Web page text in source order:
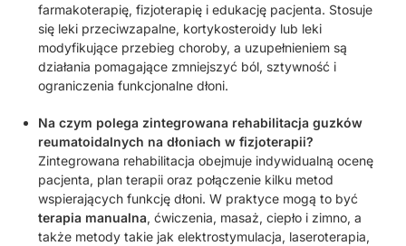
farmakoterapię, fizjoterapię i edukację pacjenta. Stosuje
się leki przeciwzapalne, kortykosteroidy lub leki
modyfikujące przebieg choroby, a uzupełnieniem są
działania pomagające zmniejszyć ból, sztywność i
ograniczenia funkcjonalne dłoni.
Na czym polega zintegrowana rehabilitacja guzków
reumatoidalnych na dłoniach w fizjoterapii?
Zintegrowana rehabilitacja obejmuje indywidualną ocenę
pacjenta, plan terapii oraz połączenie kilku metod
wspierających funkcję dłoni. W praktyce mogą to być
terapia manualna, ćwiczenia, masaż, ciepło i zimno, a
także metody takie jak elektrostymulacja, laseroterapia,